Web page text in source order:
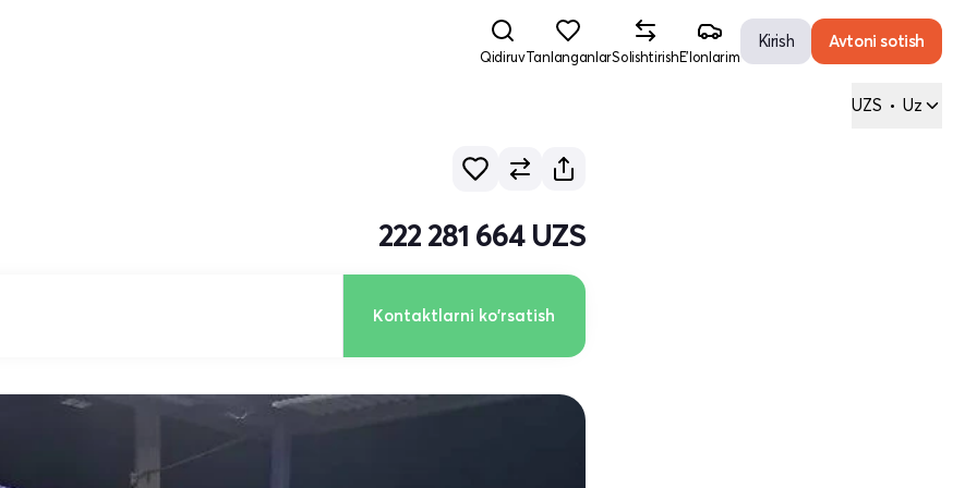
QidiruvTanlanganlarSolishtirishE'lonlarim
Kirish Avtoni sotish
UZS • Uz
222 281 664 UZS
Kontaktlarni ko'rsatish